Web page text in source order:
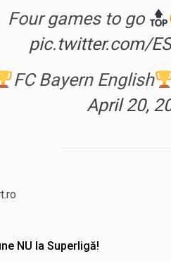
Four games to go
pic.twitter.com/
FC Bayern English
April 20,
NU la Superligă!